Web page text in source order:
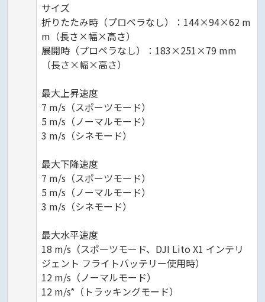
サイズ
折りたたみ時（プロペラなし）：144×94×62 m
m（長さ×幅×高さ）
展開時（プロペラなし）：183×251×79 mm
（長さ×幅×高さ）
最大上昇速度
7 m/s（スポーツモード）
5 m/s（ノーマルモード）
3 m/s（シネモード）
最大下降速度
7 m/s（スポーツモード）
5 m/s（ノーマルモード）
3 m/s（シネモード）
最大水平速度
18 m/s（スポーツモード、DJI Lito X1 インテリ
ジェント フライトバッテリー使用時）
12 m/s（ノーマルモード）
12 m/s*（トラッキングモード）